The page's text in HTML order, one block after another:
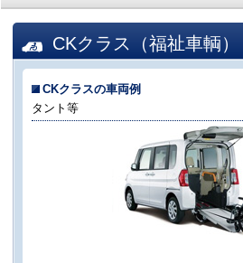
CKクラス（福祉車輌）
CKクラスの車両例
タント等